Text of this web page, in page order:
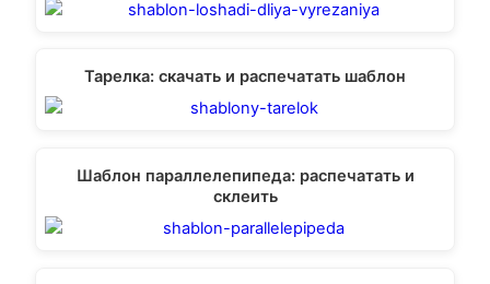
Тарелка: скачать и распечатать шаблон
Шаблон параллелепипеда: распечатать и
склеить